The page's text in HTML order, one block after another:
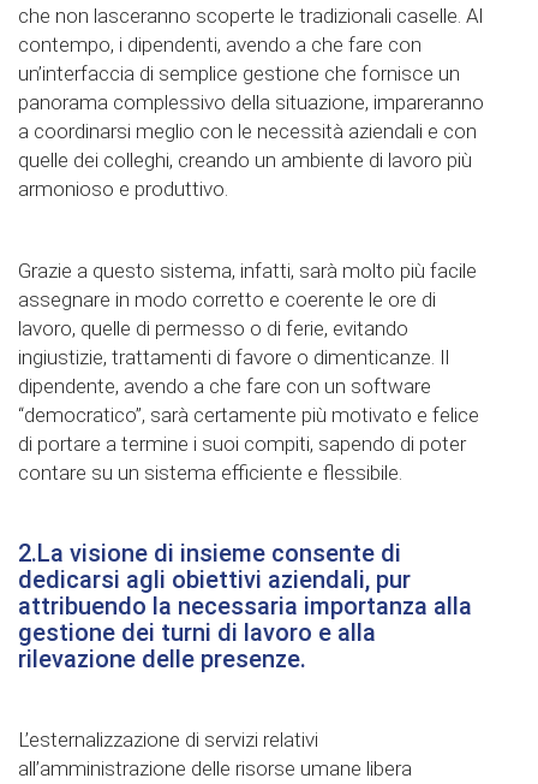
che non lasceranno scoperte le tradizionali caselle. Al
contempo, i dipendenti, avendo a che fare con
un’interfaccia di semplice gestione che fornisce un
panorama complessivo della situazione, impareranno
a coordinarsi meglio con le necessità aziendali e con
quelle dei colleghi, creando un ambiente di lavoro più
armonioso e produttivo.
Grazie a questo sistema, infatti, sarà molto più facile
assegnare in modo corretto e coerente le ore di
lavoro, quelle di permesso o di ferie, evitando
ingiustizie, trattamenti di favore o dimenticanze. Il
dipendente, avendo a che fare con un software
“democratico”, sarà certamente più motivato e felice
di portare a termine i suoi compiti, sapendo di poter
contare su un sistema efficiente e flessibile.
2.La visione di insieme consente di
dedicarsi agli obiettivi aziendali, pur
attribuendo la necessaria importanza alla
gestione dei turni di lavoro e alla
rilevazione delle presenze.
L’esternalizzazione di servizi relativi
all’amministrazione delle risorse umane libera